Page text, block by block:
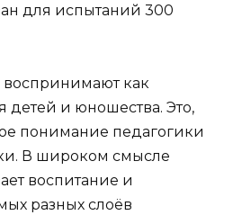
для испытаний 300
как
детей и юношества. Это,
понимание педагогики
В широком смысле
воспитание и
разных слоёв